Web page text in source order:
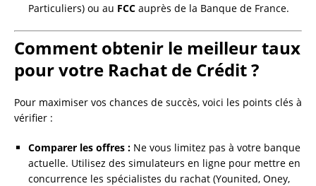
Particuliers) ou au FCC auprès de la Banque de France.
Comment obtenir le meilleur taux
pour votre Rachat de Crédit ?
Pour maximiser vos chances de succès, voici les points clés à
vérifier :
Comparer les offres : Ne vous limitez pas à votre banque
actuelle. Utilisez des simulateurs en ligne pour mettre en
concurrence les spécialistes du rachat (Younited, Oney,